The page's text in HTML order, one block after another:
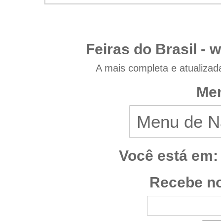
Feiras do Brasil -
A mais completa e
Você está em:
Recebe